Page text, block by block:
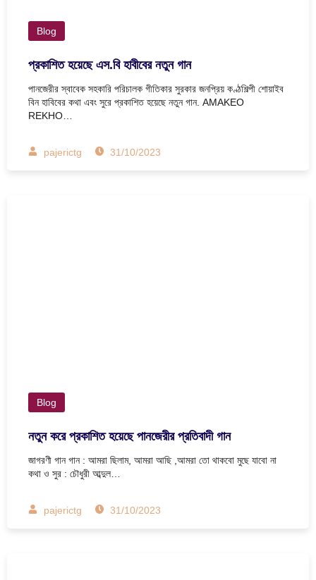
Blog
প্রকাশিত হয়েছে এস.বি হাবীবের নতুন গান
পানজেরীর স্বাবেক সহকারি পরিচালক গীতিকার সুরকার জনপ্রিয় কণ্ঠশিল্পী শোয়াইব
বিন হাবিবের কথা এবং সুরে প্রকাশিত হয়েছে নতুন গান. AMAKEO
REKHO…
pajerictg 31/10/2023
Blog
নতুন করে প্রকাশিত হয়েছে পানজেরীর প্রতিবাদী গান
জাগরণী গান গান : আমরা ছিলাম, আমরা আছি ,আমরা তো থাকবো মুছে যাবো না
কথা ও সুর : চৌধুরী আব্দুল…
pajerictg 31/10/2023